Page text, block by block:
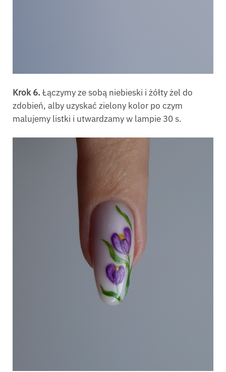
Krok 6. Łączymy ze sobą niebieski i żółty żel do
zdobień, alby uzyskać zielony kolor po czym
malujemy listki i utwardzamy w lampie 30 s.